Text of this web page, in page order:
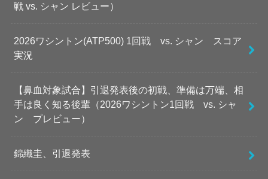
戦 vs. シャン レビュー）
2026ワシントン(ATP500) 1回戦 vs. シャン スコア
実況
【鼻血対象試合】引退発表後の初戦、準備は万端、相
手は良く知る後輩（2026ワシントン1回戦 vs. シャ
ン プレビュー）
錦織圭、引退発表